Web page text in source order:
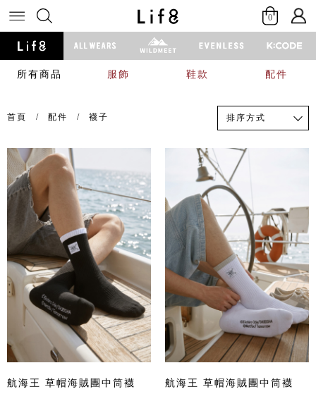
0
所有商品 服飾 鞋款 配件
首頁 配件 襪子 排序方式
航海王 草帽海賊團中筒襪
航海王 草帽海賊團中筒襪